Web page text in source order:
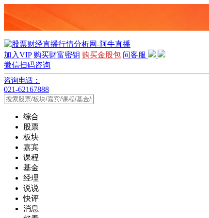
加入VIP 购买财富密钥 购买金股包 问客服
微信扫码咨询
咨询电话：
021-62167888
综合
股票
板块
嘉宾
课程
基金
经理
说说
快评
消息